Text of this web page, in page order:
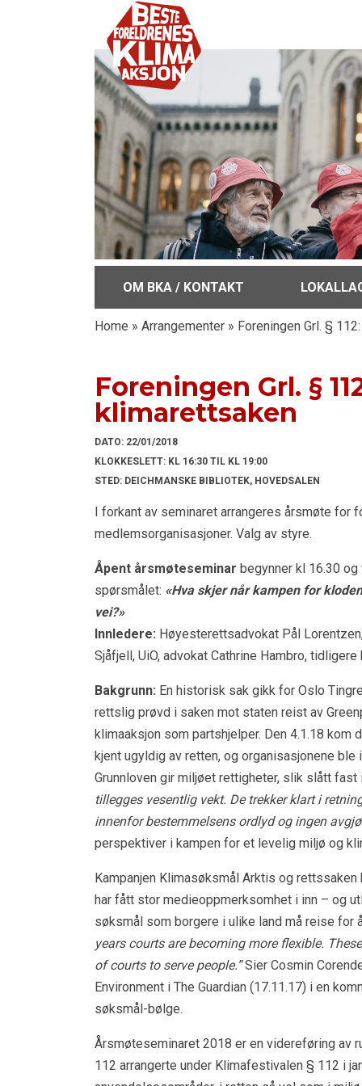
OM BKA / KONTAKT
Home » Arrangementer » Foreningen Grl. §
Foreningen Grl. §
klimarettsaken
DATO: 22/01/2018
KLOKKESLETT: KL 16:30 TIL KL 19:00
STED: DEICHMANSKE BIBLIOTEK, HOVEDSALEN
I forkant av seminaret arrangeres årsmøte for
medlemsorganisasjoner. Valg av styre.
Åpent årsmøteseminar begynner kl 16.30 og
spørsmålet: «Hva skjer når kampen for
vei?»
Innledere: Høyesterettsadvokat Pål
Sjåfjell, UiO, advokat Cathrine Hambro,
Bakgrunn: En historisk sak gikk for Oslo
rettslig prøvd i saken mot staten reist av
klimaaksjon som partshjelper. Den 4.1.18 kom
kjent ugyldig av retten, og organisasjonene
Grunnloven gir miljøet rettigheter, slik slått
tillegges vesentlig vekt. De trekker klart i
innenfor bestemmelsens ordlyd og ingen
perspektiver i kampen for et levelig miljø og
Kampanjen Klimasøksmål Arktis og
har fått stor medieoppmerksomhet i inn – og
søksmål som borgere i ulike land må reise
years courts are becoming more flexible.
of courts to serve people.”Sier Cosmin
Environment i The Guardian (17.11.17) i en
søksmål-bølge.
Årsmøteseminaret 2018 er en videreføring av
112 arrangerte under Klimafestivalen § 112 i